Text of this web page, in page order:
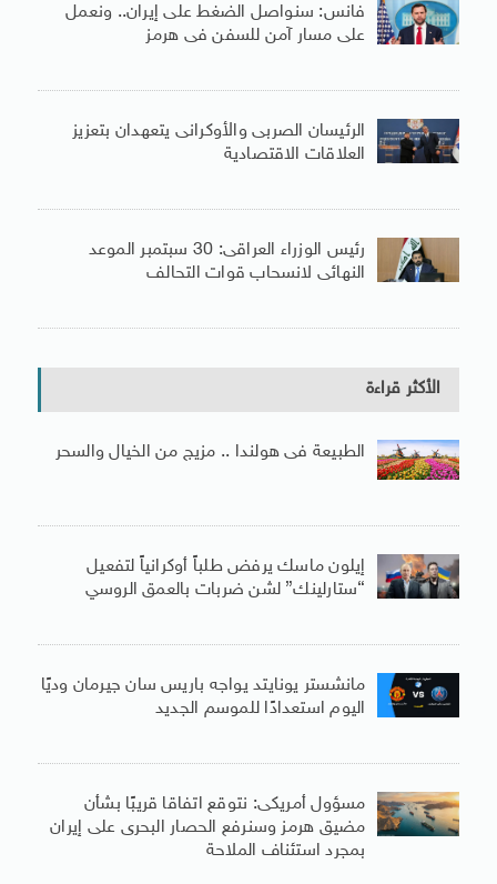
فانس: سنواصل الضغط على إيران.. ونعمل
على مسار آمن للسفن فى هرمز
الرئيسان الصربى والأوكرانى يتعهدان بتعزيز
العلاقات الاقتصادية
رئيس الوزراء العراقى: 30 سبتمبر الموعد
النهائى لانسحاب قوات التحالف
الأكثر قراءة
الطبيعة فى هولندا .. مزيج من الخيال والسحر
إيلون ماسك يرفض طلباً أوكرانياً لتفعيل
“ستارلينك” لشن ضربات بالعمق الروسي
مانشستر يونايتد يواجه باريس سان جيرمان وديًا
اليوم استعدادًا للموسم الجديد
مسؤول أمريكى: نتوقع اتفاقا قريبًا بشأن
مضيق هرمز وسنرفع الحصار البحرى على إيران
بمجرد استئناف الملاحة